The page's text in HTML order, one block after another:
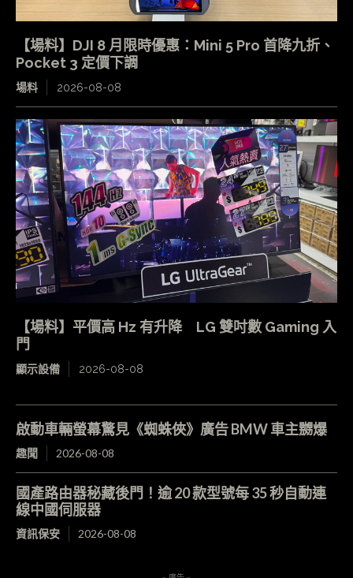
【場料】DJI 8 月限時優惠：Mini 5 Pro 首降九折、
Pocket 3 定價下調
場料 2026-08-08
【場料】平價高 Hz 有升降 LG 雙吋數 Gaming 入
門
顯示設備 2026-08-08
啟動車輛螢幕驚見《蜘蛛俠》廣告 BMW 車主嬲爆
趣聞 2026-08-08
國產路由器秘藏後門！逾 20 款型號每 35 秒自動連
線中國伺服器
資訊保安 2026-08-08